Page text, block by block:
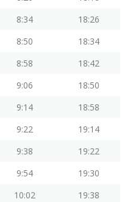
8:34
18:26
8:50
18:34
8:58
18:42
9:06
18:50
9:14
18:58
9:22
19:14
9:38
19:22
9:54
19:30
10:02
19:38